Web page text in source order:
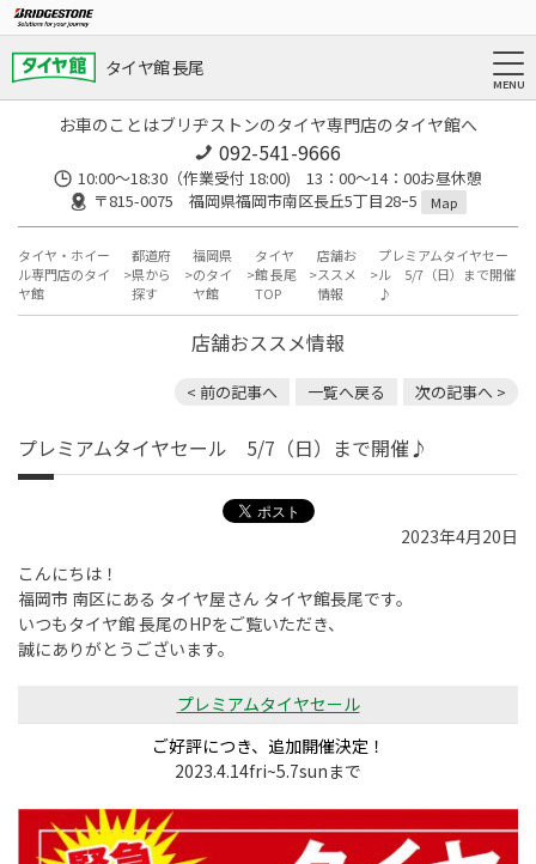
タイヤ館 長尾
お車のことはブリヂストンのタイヤ専門店のタイヤ館へ
092-541-9666
10:00～18:30（作業受付 18:00) 13：00～14：00お昼休憩
〒815-0075 福岡県福岡市南区長丘5丁目28ｰ5
Map
タイヤ・ホイー
ル専門店のタイ
ヤ館
都道府
県から
探す
福岡県
のタイ
ヤ館
タイヤ
館 長尾
TOP
店舗お
ススメ
情報
プレミアムタイヤセー
ル 5/7（日）まで開催
♪
店舗おススメ情報
< 前の記事へ 一覧へ戻る 次の記事へ >
プレミアムタイヤセール 5/7（日）まで開催♪
2023年4月20日
こんにちは！
福岡市 南区にある タイヤ屋さん タイヤ館長尾です。
いつもタイヤ館 長尾のHPをご覧いただき、
誠にありがとうございます。
プレミアムタイヤセール
ご好評につき、追加開催決定！
2023.4.14fri~5.7sunまで